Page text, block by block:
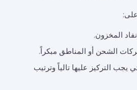
المخزون.
الشحن أو المناطق مبكراً.
يجب التركيز عليها تالياً وترتيب